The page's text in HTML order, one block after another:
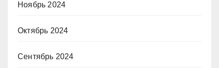
Ноябрь 2024
Октябрь 2024
Сентябрь 2024